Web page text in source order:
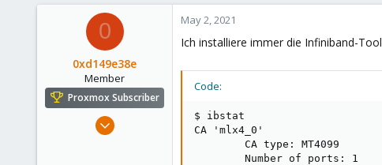
15
0
0xd149e38e
Member
Proxmox Subscriber
Feb 27, 2021
May 2, 2021
Ich installiere immer die Infiniband-
Code:
$ ibstat
CA 'mlx4_0'
        CA type: MT4099
        Number of ports: 1